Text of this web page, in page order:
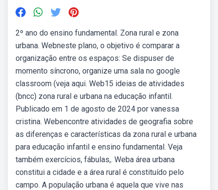
2º ano do ensino fundamental. Zona rural e zona
urbana. Webneste plano, o objetivo é comparar a
organização entre os espaços: Se dispuser de
momento síncrono, organize uma sala no google
classroom (veja aqui. Web15 ideias de atividades
(bncc) zona rural e urbana na educação infantil.
Publicado em 1 de agosto de 2024 por vanessa
cristina. Webencontre atividades de geografia sobre
as diferenças e características da zona rural e urbana
para educação infantil e ensino fundamental. Veja
também exercícios, fábulas,. Weba área urbana
constitui a cidade e a área rural é constituído pelo
campo. A população urbana é aquela que vive nas